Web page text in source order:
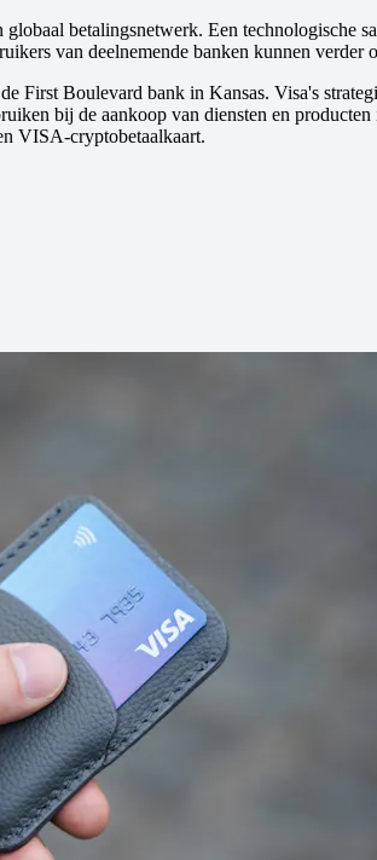
betalingsnetwerk. Een technologische
van deelnemende banken kunnen verder
Boulevard bank in Kansas. Visa's
bij de aankoop van diensten en
VISA-cryptobetaalkaart.